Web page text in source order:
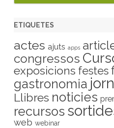
ETIQUETES
actes ajuts apps
congressos
exposicions festes
gastronomia
Llibres noticies
recursos
web webinar